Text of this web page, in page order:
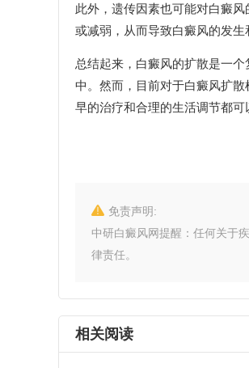
此外，遗传因素也可能对白癜
或减弱，从而导致白癜风的发
总结起来，白癜风的扩散是一
中。然而，目前对于白癜风扩
早的治疗和合理的生活调节都可
免责声明:
中研白癜风网提醒：任何关于
律责任。
相关阅读